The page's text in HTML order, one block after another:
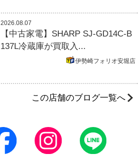
2026.08.07
【中古家電】SHARP SJ-GD14C-B
137L冷蔵庫が買取入...
伊勢崎フォリオ安堀店
この店舗のブログ一覧へ